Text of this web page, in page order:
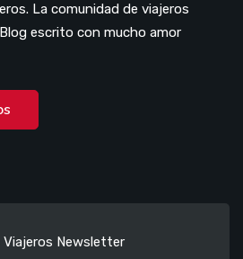
La comunidad de viajeros
escrito con mucho amor
Newsletter